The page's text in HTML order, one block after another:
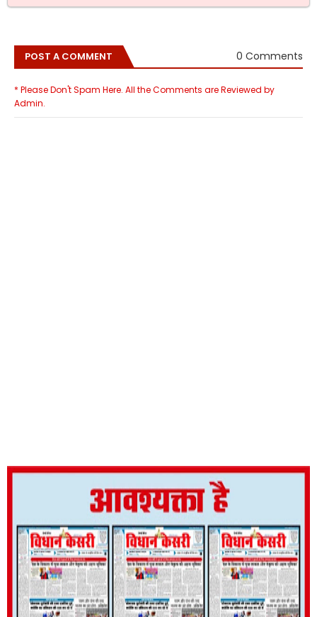
POST A COMMENT 0 Comments
* Please Don't Spam Here. All the Comments are Reviewed by
Admin.